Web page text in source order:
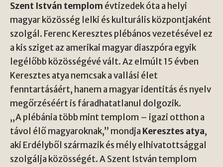
Szent István templom évtizedek óta a helyi
magyar közösség lelki és kulturális központjaként
szolgál. Ferenc Keresztes plébános vezetésével ez
a kis sziget az amerikai magyar diaszpóra egyik
legélőbb közösségévé vált. Az elmúlt 15 évben
Keresztes atya nemcsak a vallási élet
fenntartásáért, hanem a magyar identitás és nyelv
megőrzéséért is fáradhatatlanul dolgozik.
„A plébánia több mint templom – igazi otthon a
távol élő magyaroknak,” mondja Keresztes atya,
aki Erdélyből származik és mély elhivatottsággal
szolgálja közösségét. ASzent István templom